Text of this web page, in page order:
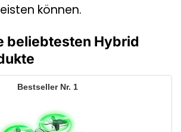
können.
beliebtesten Hybrid
1